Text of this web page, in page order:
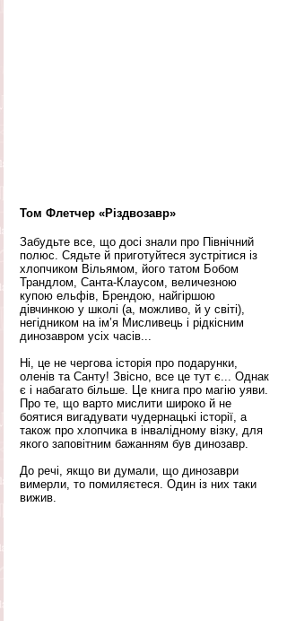
Том Флетчер «Різдвозавр»
Забудьте все, що досі знали про Північний
полюс. Сядьте й приготуйтеся зустрітися із
хлопчиком Вільямом, його татом Бобом
Трандлом, Санта-Клаусом, величезною
купою ельфів, Брендою, найгіршою
дівчинкою у школі (а, можливо, й у світі),
негідником на ім’я Мисливець і рідкісним
динозавром усіх часів...
Ні, це не чергова історія про подарунки,
оленів та Санту! Звісно, ​​все це тут є... Однак
є і набагато більше. Це книга про магію уяви.
Про те, що варто мислити широко й не
боятися вигадувати чудернацькі історії, а
також про хлопчика в інвалідному візку, для
якого заповітним бажанням був динозавр.
До речі, якщо ви думали, що динозаври
вимерли, то помиляєтеся. Один із них таки
вижив.